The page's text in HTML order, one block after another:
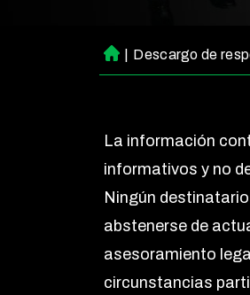
Ini
ci
Descargo de
La información
informativos y no
Ningún
abstenerse de
asesoramiento
circunstancias